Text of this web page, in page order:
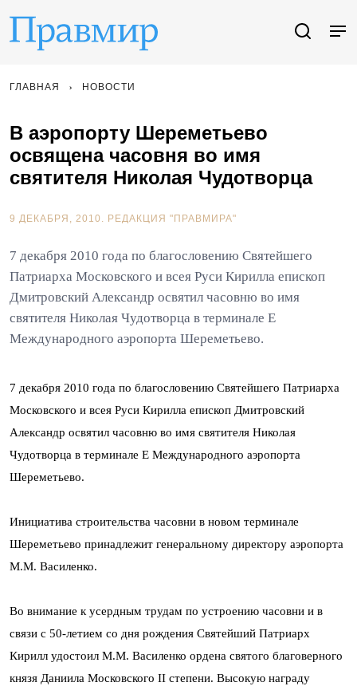
ГЛАВНАЯ НОВОСТИ
В аэропорту Шереметьево
освящена часовня во имя
святителя Николая Чудотворца
9 ДЕКАБРЯ, 2010. РЕДАКЦИЯ "ПРАВМИРА"
7 декабря 2010 года по благословению Святейшего
Патриарха Московского и всея Руси Кирилла епископ
Дмитровский Александр освятил часовню во имя
святителя Николая Чудотворца в терминале E
Международного аэропорта Шереметьево.
7 декабря 2010 года по благословению Святейшего Патриарха
Московского и всея Руси Кирилла епископ Дмитровский
Александр освятил часовню во имя святителя Николая
Чудотворца в терминале E Международного аэропорта
Шереметьево.
Инициатива строительства часовни в новом терминале
Шереметьево принадлежит генеральному директору аэропорта
М.М. Василенко.
Во внимание к усердным трудам по устроению часовни и в
связи с 50-летием со дня рождения Святейший Патриарх
Кирилл удостоил М.М. Василенко ордена святого благоверного
князя Даниила Московского II степени. Высокую награду